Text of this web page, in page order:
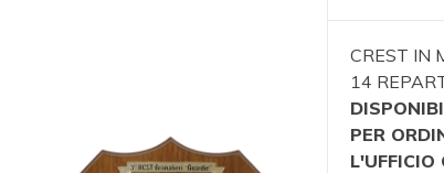
CREST IN
14
PER
L'UFFICIO